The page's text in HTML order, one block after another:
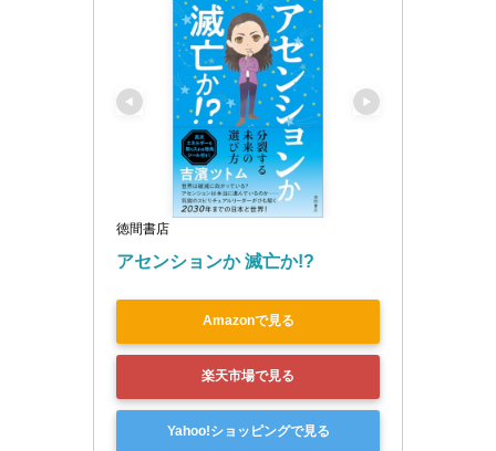
徳間書店
アセンションか 滅亡か!?
Amazonで見る
楽天市場で見る
Yahoo!ショッピングで見る